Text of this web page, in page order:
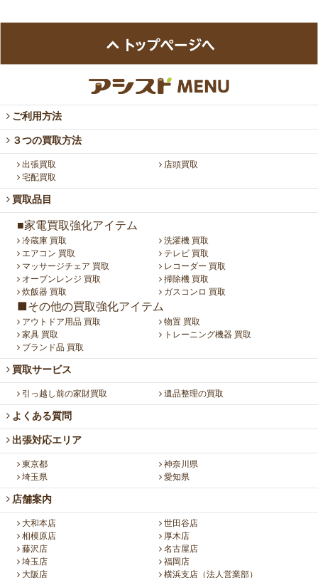
ご利用方法
３つの買取方法
出張買取
店頭買取
宅配買取
買取品目
■家電買取強化アイテム
冷蔵庫 買取
洗濯機 買取
エアコン 買取
テレビ 買取
マッサージチェア 買取
レコーダー 買取
オーブンレンジ 買取
掃除機 買取
炊飯器 買取
ガスコンロ 買取
■その他の買取強化アイテム
アウトドア用品 買取
物置 買取
家具 買取
トレーニング機器 買取
ブランド品 買取
買取サービス
引っ越し前の家財買取 遺品整理の買取
よくある質問
出張対応エリア
東京都
神奈川県
埼玉県
愛知県
店舗案内
大和本店
世田谷店
相模原店
厚木店
藤沢店
名古屋店
埼玉店
福岡店
大阪店
横浜支店（法人営業部）